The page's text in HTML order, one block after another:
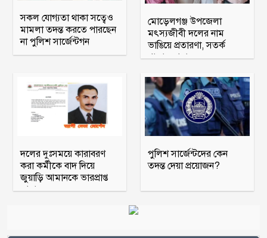
সকল যোগ্যতা থাকা সত্বেও
মামলা তদন্ত করতে পারছেন
না পুলিশ সার্জেন্টগন
মোড়েলগঞ্জ উপজেলা
মৎস্যজীবী দলের নাম
ভাঙিয়ে প্রতারণা, সতর্ক
থাকার আহ্বান
দলের দুঃসময়ে কারাবরণ
করা কর্মীকে বাদ দিয়ে
জুয়াড়ি আমানকে ভারপ্রাপ্ত
আহ্বায়ক
পুলিশ সার্জেন্টদের কেন
তদন্ত দেয়া প্রয়োজন?